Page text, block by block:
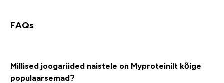
FAQs
Millised joogariided naistele on Myproteinilt kõige
populaarsemad?